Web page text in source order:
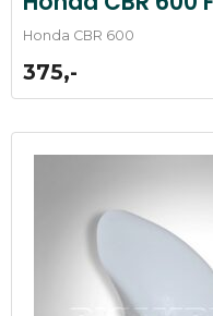
Honda CBR 600
375,-